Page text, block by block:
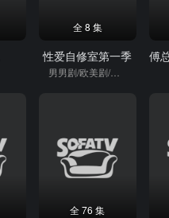
全 8 集
性爱自修室第一季
男男剧/欧美剧/偶像
全 76 集